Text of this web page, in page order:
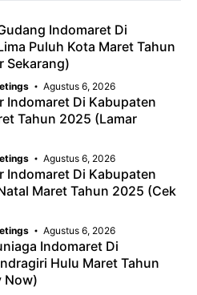
Indomaret Di
Puluh Kota Maret Tahun
Sekarang)
Agustus 6, 2026
Indomaret Di Kabupaten
Tahun 2025 (Lamar
Agustus 6, 2026
Indomaret Di Kabupaten
Maret Tahun 2025 (Cek
Agustus 6, 2026
Indomaret Di
Hulu Maret Tahun
Now)